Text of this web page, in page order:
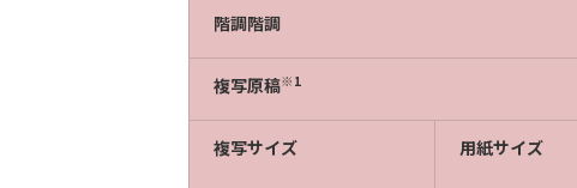
階調階調
複写原稿※1
複写サイズ 用紙サイズ